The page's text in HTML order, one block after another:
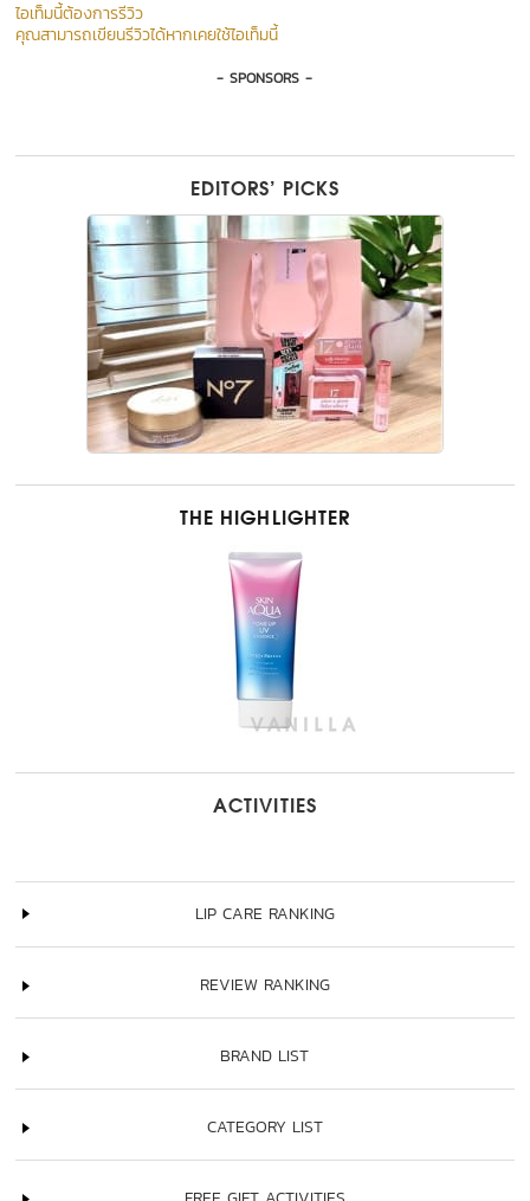
ไอเท็มนี้ต้องการรีวิว
คุณสามารถเขียนรีวิวได้หากเคยใช้ไอเท็มนี้
- SPONSORS -
EDITORS’ PICKS
THE HIGHLIGHTER
ACTIVITIES
LIP CARE RANKING
REVIEW RANKING
BRAND LIST
CATEGORY LIST